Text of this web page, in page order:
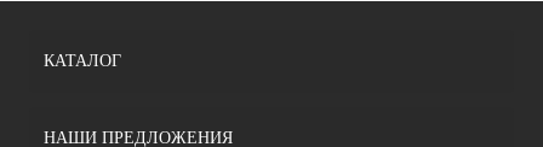
КАТАЛОГ
НАШИ ПРЕДЛОЖЕНИЯ